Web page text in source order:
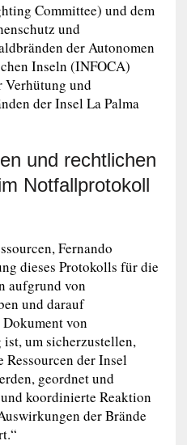
Committee) und dem
und
der Autonomen
Inseln (INFOCA)
Verhütung und
der Insel La Palma
und rechtlichen
Notfallprotokoll
Fernando
dieses Protokolls für die
aufgrund von
und darauf
Dokument von
um sicherzustellen,
der Insel
geordnet und
koordinierte Reaktion
der Brände